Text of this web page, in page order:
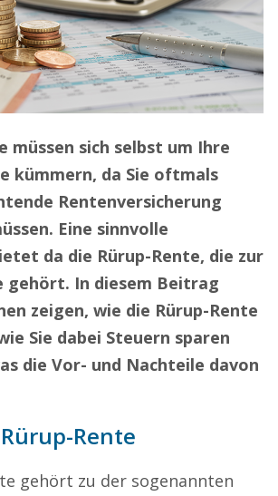
müssen sich selbst um Ihre
kümmern, da Sie oftmals
Rentenversicherung
Eine sinnvolle
da die Rürup-Rente, die zur
gehört. In diesem Beitrag
zeigen, wie die Rürup-Rente
Sie dabei Steuern sparen
die Vor- und Nachteile davon
Rente
gehört zu der sogenannten